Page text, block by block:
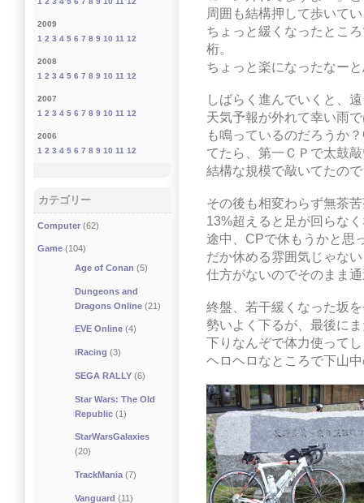
周囲も結構押して歩いて
ちょっと緩くなったとこ
桁。
ちょっと楽になったなー
しばらく進んでいくと、
天気予報が外れて幸い雨
も鳴っているのだろうか
てたら、第一ＣＰで太鼓
結構な規模で敲いてたの
その後も相変わらず無茶
13%超えると足が回らな
途中、CPで休もうかと思
だか休める雰囲気じゃな
仕方がないのでそのまま
終盤、若干緩くなった坂
勢いよく下るが、最後に
下りなんぞで体力使って
ヘロヘロなところで下山
2009
1 2 3 4 5 6 7 8 9 10 11 12
2008
1 2 3 4 5 6 7 8 9 10 11 12
2007
1 2 3 4 5 6 7 8 9 10 11 12
2006
1 2 3 4 5 6 7 8 9 10 11 12
カテゴリー
Computer (62)
Game (104)
Age of Conan (5)
Dungeons and
Dragons Online(21)
EVE Online(4)
iRacing (3)
SEGA RALLY(6)
Star Wars: The Old
Republic(1)
StarWarsGalaxies
(20)
TrackMania(7)
Vanguard (11)